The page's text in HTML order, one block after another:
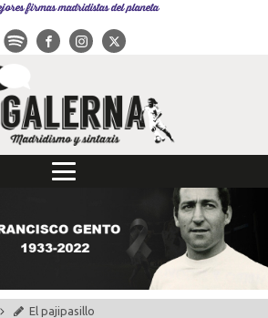
firmas madridistas del planeta
El pajipasillo